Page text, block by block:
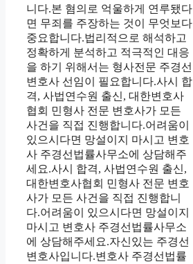
니다.본 혐의로 억울하게 연루됐다
면 무죄를 주장하는 것이 무엇보다
중요합니다.법리적으로 해석하고
정확하게 분석하고 적극적인 대응
을 하기 위해서는 형사전문 주경선
변호사 선임이 필요합니다.사시 합
격, 사법연수원 출신, 대한변호사
협회 민형사 전문 변호사가 모든
사건을 직접 진행합니다.어려움이
있으시다면 망설이지 마시고 변호
사 주경선법률사무소에 상담해주
세요.사시 합격, 사법연수원 출신,
대한변호사협회 민형사 전문 변호
사가 모든 사건을 직접 진행합니
다.어려움이 있으시다면 망설이지
마시고 변호사 주경선법률사무소
에 상담해주세요.자신있는 주경선
변호사입니다.변호사 주경선법률